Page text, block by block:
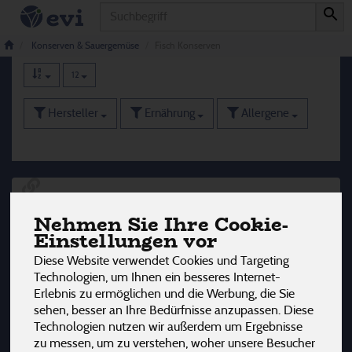
Nehmen Sie Ihre Cookie-
Einstellungen vor
Diese Website verwendet Cookies und Targeting
Technologien, um Ihnen ein besseres Internet-
Erlebnis zu ermöglichen und die Werbung, die Sie
sehen, besser an Ihre Bedürfnisse anzupassen. Diese
Technologien nutzen wir außerdem um Ergebnisse
zu messen, um zu verstehen, woher unsere Besucher
Konserven & Sauergemüse
Fisch Konserven
12
Hersteller Ernährung Allergene